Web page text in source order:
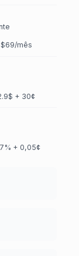
$69/mês
+ 30¢
+ 0,05¢